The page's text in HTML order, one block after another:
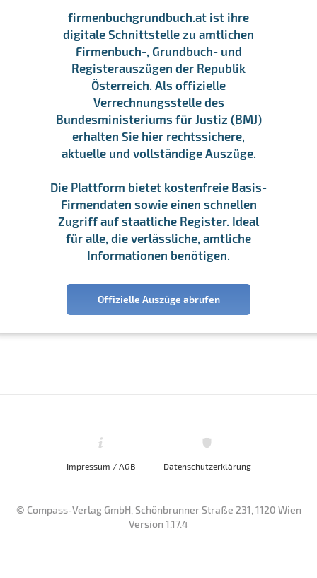
firmenbuchgrundbuch.at ist ihre
digitale Schnittstelle zu amtlichen
Firmenbuch-, Grundbuch- und
Registerauszügen der Republik
Österreich. Als offizielle
Verrechnungsstelle des
Bundesministeriums für Justiz (BMJ)
erhalten Sie hier rechtssichere,
aktuelle und vollständige Auszüge.
Die Plattform bietet kostenfreie Basis-
Firmendaten sowie einen schnellen
Zugriff auf staatliche Register. Ideal
für alle, die verlässliche, amtliche
Informationen benötigen.
Offizielle Auszüge abrufen
Impressum / AGB Datenschutzerklärung
© Compass-Verlag GmbH, Schönbrunner Straße 231, 1120 Wien
Version 1.17.4